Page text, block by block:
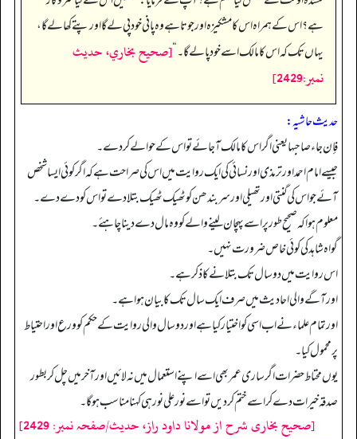
ہے؟اس کے ہمراہ اس کا مشکیزہ اور جوتا ہے وہ پانی خود پی لے گا اور پتے کھالے گا،
یہاں تک کہ اس کامالک اسے خود پالےگا۔“[صحيح بخاري، حديث
نمبر:2429]
حدیث حاشیہ:
فإن جاء صاحبها یعنی اگر اس کا مالک آجائے تو اس کے حوالے کر دے۔
جیسے ا مام احمد اور ترمذی اور نسائی کی ایک روایت میں اس کی صراحت ہے کہ اگر کوئی ایسا شخص
آئے جو اس کی گنتی اور تھیلی اور سر بندھن کو ٹھیک ٹھیک بتلا دے تو اس کو دے دے۔
معلوم ہوا کہ صحیح طور پر اسے پہچان لینے والے کو وہ مال دے دینا چاہئے۔
گواہ شاہد کی کوئی خاص ضرورت نہیں۔
اس روایت میں دو سال تک بتلانے کا ذکر ہے۔
اور آگے والی احادیث میں صرف ایک سال تک کا بیان ہوا ہے۔
اور تمام علماءنے اب اسی کو اختیار کیا ہے اور دو سال والی روایت کے حکم کو ورع اور احتیاط
پر محمول کیا۔
یوں محتاط حضرات اگر ساری عمر بھی اسے اپنے استعمال میں نہ لائیں اور آخر میں چل کر بطور
صدقہ خیرات دے کر اسے ختم کر دیں تو اسے نور علی نور ہی کہنا مناسب ہوگا۔
[صحیح بخاری شرح از مولانا داود راز، حدیث/صفحہ نمبر: 2429]